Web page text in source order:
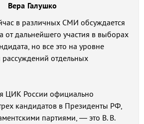
Вера Галушко
в различных СМИ обсуждается
от дальнейшего участия в выборах
но все это на уровне
отдельных
ЦИК России официально
кандидатов в Президенты РФ,
партиями, — это В. В.